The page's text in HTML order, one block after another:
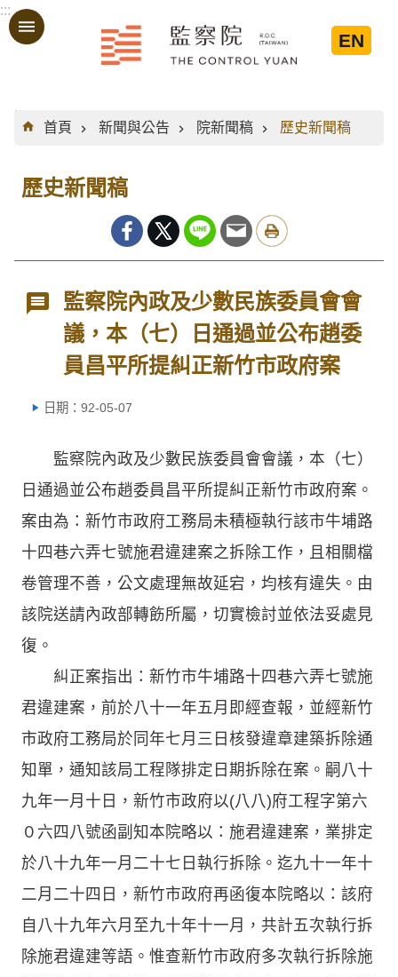
跳到主要內容區塊
:::
EN
:::
首頁
新聞與公告 院新聞稿 歷史新聞稿
歷史新聞稿
監察院內政及少數民族委員會會
議，本（七）日通過並公布趙委
員昌平所提糾正新竹市政府案
日期：92-05-07
監察院內政及少數民族委員會會議，本（七）
日通過並公布趙委員昌平所提糾正新竹市政府案。
案由為：新竹市政府工務局未積極執行該市牛埔路
十四巷六弄七號施君違建案之拆除工作，且相關檔
卷管理不善，公文處理無故延宕，均核有違失。由
該院送請內政部轉飭所屬，切實檢討並依法妥處見
復。
糾正案指出：新竹市牛埔路十四巷六弄七號施
君違建案，前於八十一年五月即經查報，並經新竹
市政府工務局於同年七月三日核發違章建築拆除通
知單，通知該局工程隊排定日期拆除在案。嗣八十
九年一月十日，新竹市政府以(八八)府工程字第六
０六四八號函副知本院略以：施君違建案，業排定
於八十九年一月二十七日執行拆除。迄九十一年十
二月二十四日，新竹市政府再函復本院略以：該府
自八十九年六月至九十年十一月，共計五次執行拆
除施君違建等語。惟查新竹市政府多次執行拆除施